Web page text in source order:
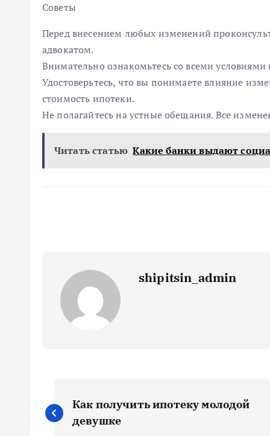
Советы
Перед внесением любых изменений
адвокатом.
Внимательно ознакомьтесь со всеми
Удостоверьтесь, что вы понимаете влияние
стоимость ипотеки.
Не полагайтесь на устные обещания. Все
Читать статью Какие банки выдают
shipitsin_admin
Н
а
Как получить ипотеку молодой
девушке